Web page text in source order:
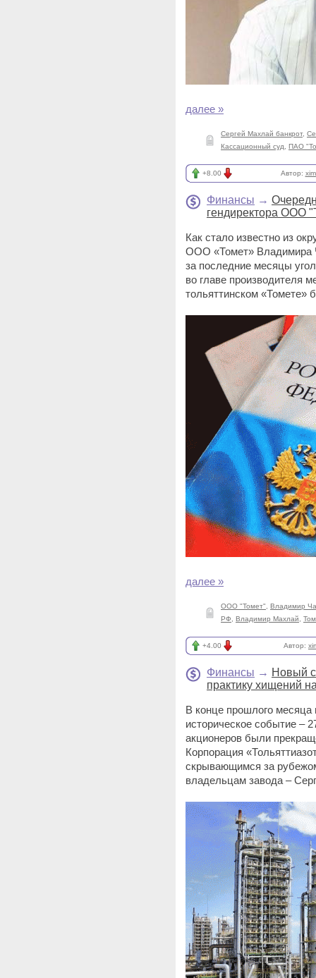
далее »
Сергей Махлай банкрот,
Кассационный суд
ПАО
+8.00 Автор:
Финансы →
гендиректора ООО
Как стало известно из
ООО «Томет» Владимира
за последние месяцы
во главе производителя
тольяттинском «Томете»
далее »
ООО "Томет"
Владимир
РФ
Владимир Махлай
+4.00 Автор:
Финансы → Новый
практику хищений
В конце прошлого
историческое событие –
акционеров были
Корпорация
скрывающимся за
владельцам завода –